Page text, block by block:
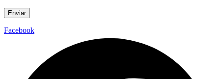
Facebook